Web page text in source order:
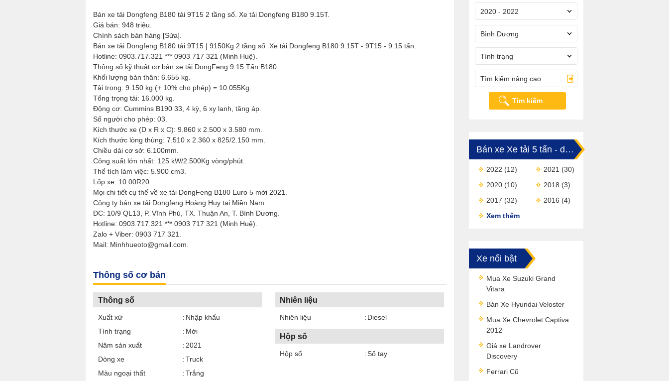
Bán xe tải Dongfeng B180 tải 9T15 2 tầng số. Xe tải Dongfeng B180 9.15T.
Giá bán: 948 triệu.
Chính sách bán hàng [Sửa].
Bán xe tải Dongfeng B180 tải 9T15 | 9150Kg 2 tầng số. Xe tải Dongfeng B180 9.15T - 9T15 - 9.15 tấn.
Hotline: 0903.717.321 *** 0903 717 321 (Minh Huệ).
Thông số kỹ thuật cơ bản xe tải DongFeng 9.15 Tấn B180.
Khối lượng bản thân: 6.655 kg.
Tải trọng: 9.150 kg (+ 10% cho phép) = 10.055Kg.
Tổng trọng tải: 16.000 kg.
Động cơ: Cummins B190 33, 4 kỳ, 6 xy lanh, tăng áp.
Số người cho phép: 03.
Kích thước xe (D x R x C): 9.860 x 2.500 x 3.580 mm.
Kích thước lòng thùng: 7.510 x 2.360 x 825/2.150 mm.
Chiều dài cơ sở: 6.100mm.
Công suất lớn nhất: 125 kW/2.500Kg vòng/phút.
Thể tích làm việc: 5.900 cm3.
Lốp xe: 10.00R20.
Mọi chi tiết cụ thể về xe tải DongFeng B180 Euro 5 mới 2021.
Công ty bán xe tải Dongfeng Hoàng Huy tại Miền Nam.
ĐC: 10/9 QL13, P. Vĩnh Phú, TX. Thuận An, T. Bình Dương.
Hotline: 0903.717.321 *** 0903 717 321 (Minh Huệ).
Zalo + Viber: 0903 717 321.
Mail: Minhhueoto@gmail.com.
Thông số cơ bản
Thông số
Xuất xứ
Nhập khẩu
Tình trạng
Mới
Năm sản xuất
2021
Dòng xe
Truck
Màu ngoại thất
Trắng
Nhiên liệu
Nhiên liệu Diesel
Hộp số
Hộp số Số tay
2020 - 2022
Bình Dương
Tình trạng
Tìm kiếm nâng cao
Tìm kiếm
Bán xe Xe tải 5 tấn - dưới 10 tấn
2022 (12) 2021 (30)
2020 (10) 2018 (3)
2017 (32) 2016 (4)
Xem thêm
Xe nổi bật
Mua Xe Suzuki Grand
Vitara
Bán Xe Hyundai Veloster
Mua Xe Chevrolet Captiva
2012
Giá xe Landrover
Discovery
Ferrari Cũ